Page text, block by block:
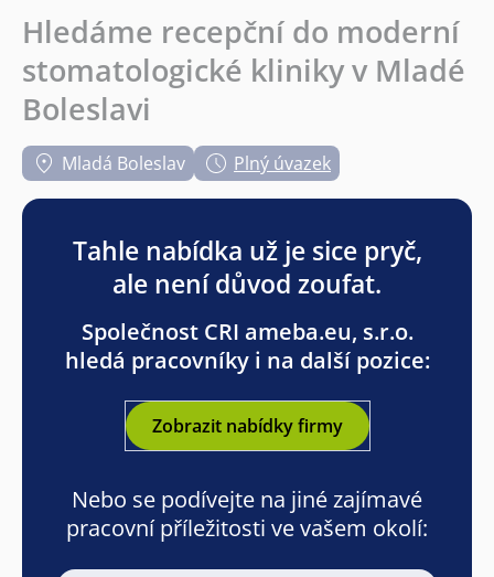
Hledáme recepční do moderní
stomatologické kliniky v Mladé
Boleslavi
Mladá Boleslav Plný úvazek
Tahle nabídka už je sice pryč,
ale není důvod zoufat.
Společnost CRI ameba.eu, s.r.o.
hledá pracovníky i na další pozice:
Zobrazit nabídky firmy
Nebo se podívejte na jiné zajímavé
pracovní příležitosti ve vašem okolí: